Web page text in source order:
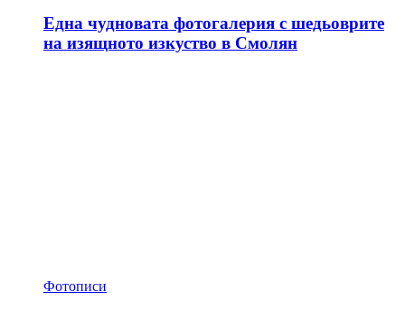
Една чудновата фотогалерия с шедьоврите
на изящното изкуство в Смолян
Фотописи